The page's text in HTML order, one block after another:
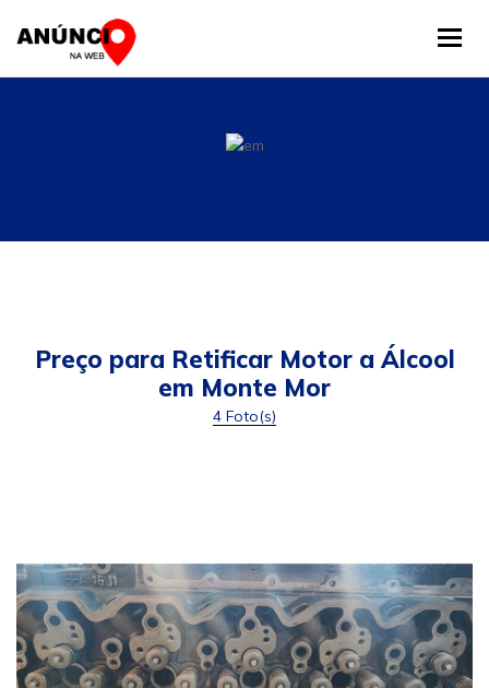
Preço para Retificar Motor a Álcool
em Monte Mor
4 Foto(s)